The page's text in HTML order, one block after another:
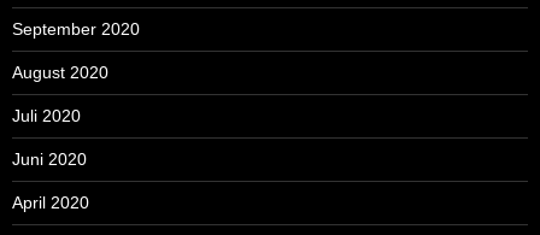
September 2020
August 2020
Juli 2020
Juni 2020
April 2020